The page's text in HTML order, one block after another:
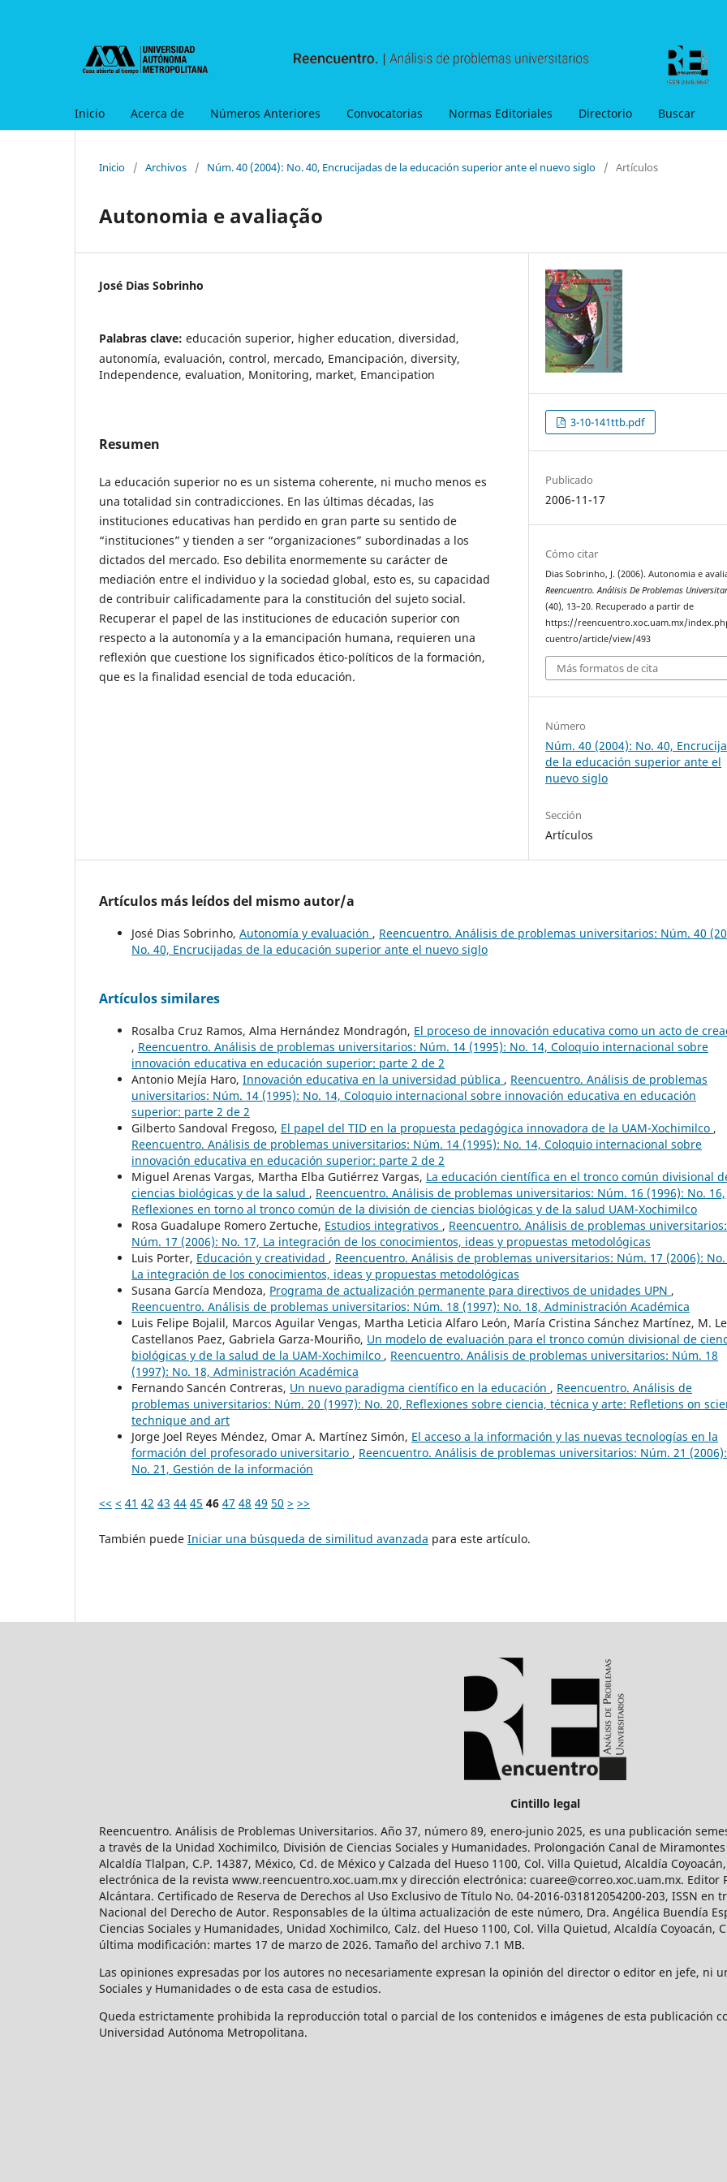
Inicio Acerca de Números Anteriores Convocatorias Normas Editoriales Directorio Buscar
Inicio / Archivos / Núm. 40 (2004): No. 40, Encrucijadas de la educación superior ante el nuevo siglo / Artículos
Autonomia e avaliação
José Dias Sobrinho
Palabras clave: educación superior, higher education, diversidad,
autonomía, evaluación, control, mercado, Emancipación, diversity,
Independence, evaluation, Monitoring, market, Emancipation
Resumen
La educación superior no es un sistema coherente, ni mucho menos es
una totalidad sin contradicciones. En las últimas décadas, las
instituciones educativas han perdido en gran parte su sentido de
“instituciones” y tienden a ser “organizaciones” subordinadas a los
dictados del mercado. Eso debilita enormemente su carácter de
mediación entre el individuo y la sociedad global, esto es, su capacidad
de contribuir calificadamente para la constitución del sujeto social.
Recuperar el papel de las instituciones de educación superior con
respecto a la autonomía y a la emancipación humana, requieren una
reflexión que cuestione los significados ético-políticos de la formación,
que es la finalidad esencial de toda educación.
3-10-141ttb.pdf
Publicado
2006-11-17
Cómo citar
Dias Sobrinho, J. (2006). Autonomia e
Reencuentro. Análisis De Problemas
(40), 13–20. Recuperado a partir de
https://reencuentro.xoc.uam.mx/
cuentro/article/view/493
Más formatos de cita
Número
Núm. 40 (2004): No. 40,
de la educación superior ante el
nuevo siglo
Sección
Artículos
Artículos más leídos del mismo autor/a
José Dias Sobrinho, Autonomía y evaluación , Reencuentro. Análisis de problemas universitarios: Núm. 40
No. 40, Encrucijadas de la educación superior ante el nuevo siglo
Artículos similares
Rosalba Cruz Ramos, Alma Hernández Mondragón, El proceso de innovación educativa como un acto de
, Reencuentro. Análisis de problemas universitarios: Núm. 14 (1995): No. 14, Coloquio internacional sobre
innovación educativa en educación superior: parte 2 de 2
Antonio Mejía Haro, Innovación educativa en la universidad pública , Reencuentro. Análisis de problemas
universitarios: Núm. 14 (1995): No. 14, Coloquio internacional sobre innovación educativa en educación
superior: parte 2 de 2
Gilberto Sandoval Fregoso, El papel del TID en la propuesta pedagógica innovadora de la UAM-Xochimilco ,
Reencuentro. Análisis de problemas universitarios: Núm. 14 (1995): No. 14, Coloquio internacional sobre
innovación educativa en educación superior: parte 2 de 2
Miguel Arenas Vargas, Martha Elba Gutiérrez Vargas, La educación científica en el tronco común divisional
ciencias biológicas y de la salud , Reencuentro. Análisis de problemas universitarios: Núm. 16 (1996): No. 16,
Reflexiones en torno al tronco común de la división de ciencias biológicas y de la salud UAM-Xochimilco
Rosa Guadalupe Romero Zertuche, Estudios integrativos , Reencuentro. Análisis de problemas universitarios:
Núm. 17 (2006): No. 17, La integración de los conocimientos, ideas y propuestas metodológicas
Luis Porter, Educación y creatividad , Reencuentro. Análisis de problemas universitarios: Núm. 17 (2006): No.
La integración de los conocimientos, ideas y propuestas metodológicas
Susana García Mendoza, Programa de actualización permanente para directivos de unidades UPN ,
Reencuentro. Análisis de problemas universitarios: Núm. 18 (1997): No. 18, Administración Académica
Luis Felipe Bojalil, Marcos Aguilar Vengas, Martha Leticia Alfaro León, María Cristina Sánchez Martínez, M.
Castellanos Paez, Gabriela Garza-Mouriño, Un modelo de evaluación para el tronco común divisional de
biológicas y de la salud de la UAM-Xochimilco , Reencuentro. Análisis de problemas universitarios: Núm. 18
(1997): No. 18, Administración Académica
Fernando Sancén Contreras, Un nuevo paradigma científico en la educación , Reencuentro. Análisis de
problemas universitarios: Núm. 20 (1997): No. 20, Reflexiones sobre ciencia, técnica y arte: Refletions on
technique and art
Jorge Joel Reyes Méndez, Omar A. Martínez Simón, El acceso a la información y las nuevas tecnologías en la
formación del profesorado universitario , Reencuentro. Análisis de problemas universitarios: Núm. 21 (2006):
No. 21, Gestión de la información
<< < 41 42 43 44 45 46 47 48 49 50 > >>
También puede Iniciar una búsqueda de similitud avanzada para este artículo.
Cintillo legal
Reencuentro. Análisis de Problemas Universitarios. Año 37, número 89, enero-junio 2025, es una publicación
a través de la Unidad Xochimilco, División de Ciencias Sociales y Humanidades. Prolongación Canal de Miramontes
Alcaldía Tlalpan, C.P. 14387, México, Cd. de México y Calzada del Hueso 1100, Col. Villa Quietud, Alcaldía
electrónica de la revista www.reencuentro.xoc.uam.mx y dirección electrónica: cuaree@correo.xoc.uam.mx. Editor
Alcántara. Certificado de Reserva de Derechos al Uso Exclusivo de Título No. 04-2016-031812054200-203, ISSN
Nacional del Derecho de Autor. Responsables de la última actualización de este número, Dra. Angélica Buendía
Ciencias Sociales y Humanidades, Unidad Xochimilco, Calz. del Hueso 1100, Col. Villa Quietud, Alcaldía Coyoacán,
última modificación: martes 17 de marzo de 2026. Tamaño del archivo 7.1 MB.
Las opiniones expresadas por los autores no necesariamente expresan la opinión del director o editor en jefe, ni
Sociales y Humanidades o de esta casa de estudios.
Queda estrictamente prohibida la reproducción total o parcial de los contenidos e imágenes de esta publicación
Universidad Autónoma Metropolitana.